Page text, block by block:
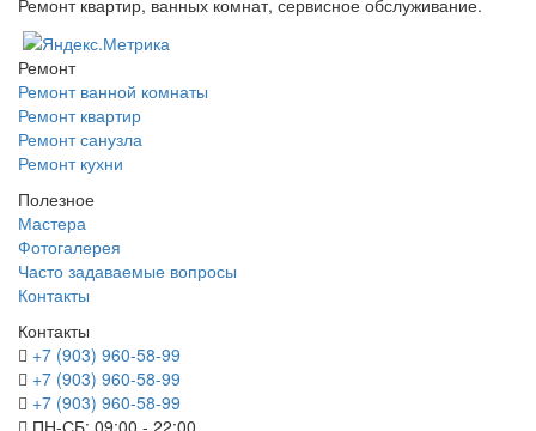
Ремонт квартир, ванных комнат, сервисное обслуживание.
Ремонт
Ремонт ванной комнаты
Ремонт квартир
Ремонт санузла
Ремонт кухни
Полезное
Мастера
Фотогалерея
Часто задаваемые вопросы
Контакты
Контакты
+7 (903) 960-58-99
+7 (903) 960-58-99
+7 (903) 960-58-99